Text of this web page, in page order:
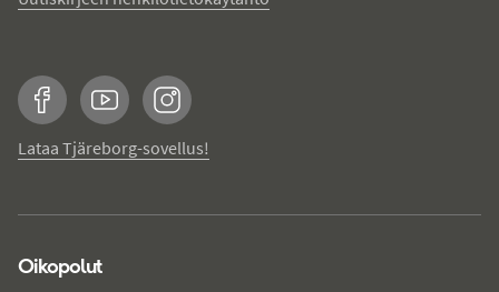
FacebookYouTubeInstagram
Lataa Tjäreborg-sovellus!
Oikopolut